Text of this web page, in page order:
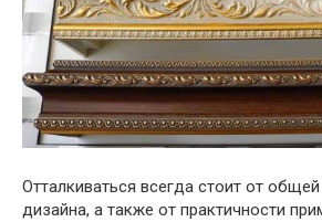
Отталкиваться всегда стоит от
дизайна, а также от практичности